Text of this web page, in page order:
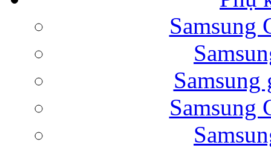
Bao da Samsung
Bao da Galaxy
Samsung
Samsung